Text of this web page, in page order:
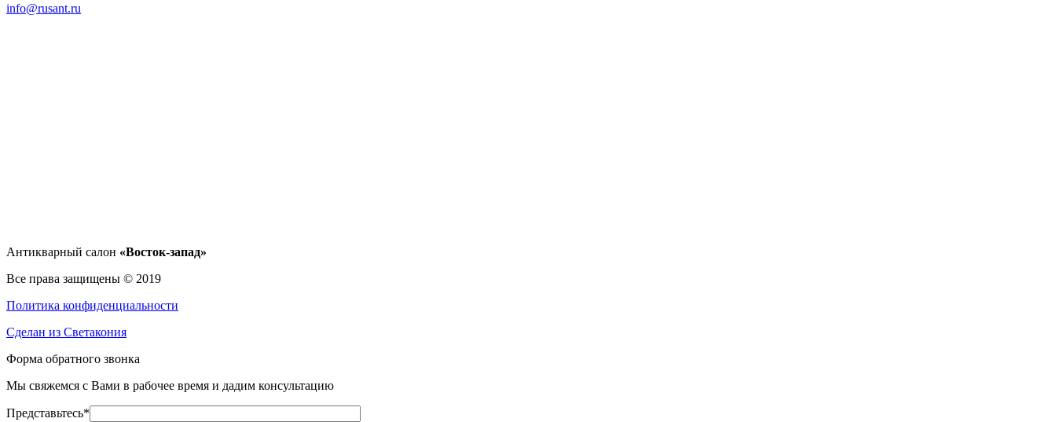
info@rusant.ru
Антикварный салон «Восток-запад»
Все права защищены © 2019
Политика конфиденциальности
Сделан из Светакония
Форма обратного звонка
Мы свяжемся с Вами в рабочее время и дадим консультацию
Представьтесь*